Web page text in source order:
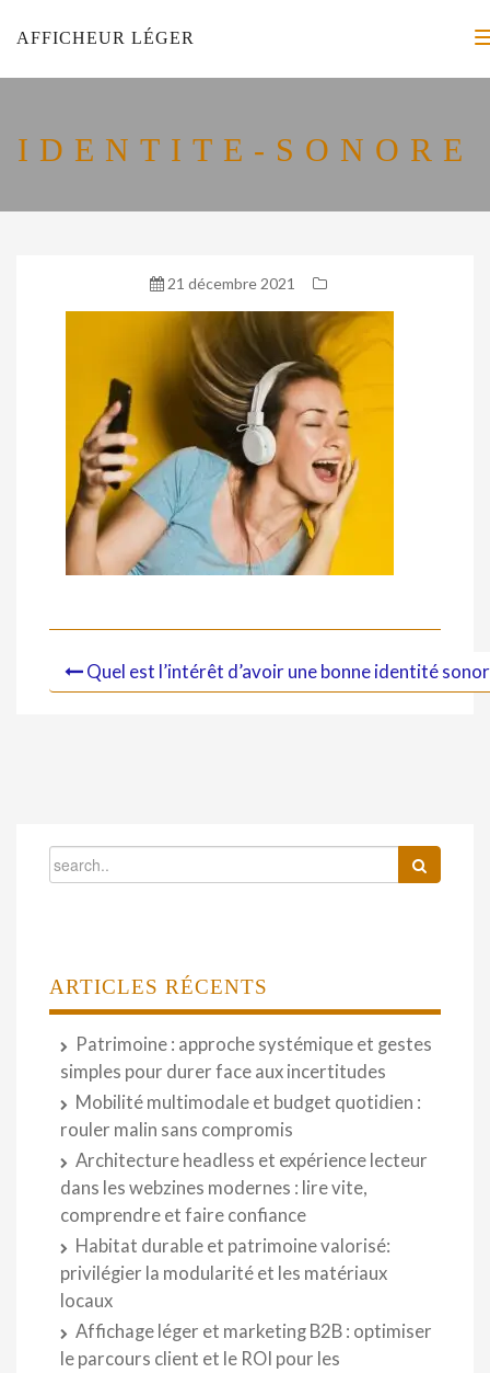
AFFICHEUR LÉGER
IDENTITE-SONORE
21 décembre 2021
Quel est l’intérêt d’avoir une bonne identité
ARTICLES RÉCENTS
Patrimoine : approche systémique et gestes
simples pour durer face aux incertitudes
Mobilité multimodale et budget quotidien :
rouler malin sans compromis
Architecture headless et expérience lecteur
dans les webzines modernes : lire vite,
comprendre et faire confiance
Habitat durable et patrimoine valorisé:
privilégier la modularité et les matériaux
locaux
Affichage léger et marketing B2B : optimiser
le parcours client et le ROI pour les